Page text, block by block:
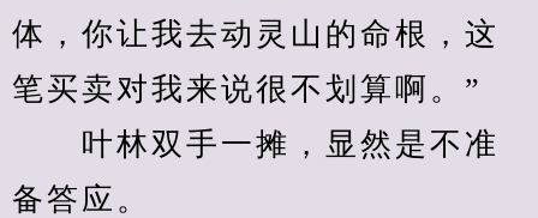
体，你让我去动灵山的命根，这
笔买卖对我来说很不划算啊。”
叶林双手一摊，显然是不准
备答应。